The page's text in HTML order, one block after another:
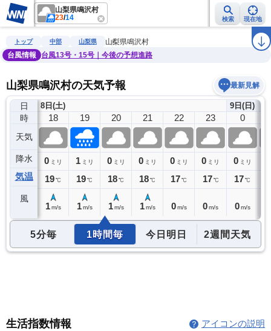
山梨県鳴沢村
23/14 検索 現在地
雨雲レーダー 台風情報 地震情報 ラ
トップ 中部 山梨県
山梨県鳴沢村
台風情報
台風13号・15号｜今後の予想進路
山梨県鳴沢村の天気予報 最新見解
日
時
天気
降水
気温
風
8日(土)
17
0ミリ
20℃
18
0 ミリ
19℃
1 m/s
19
1 ミリ
19℃
1 m/s
20
0 ミリ
18℃
1 m/s
21
0 ミリ
18℃
1 m/s
22
0 ミリ
17℃
0 m/s
23
0 ミリ
17 ℃
0m/s
9日(日)
0
0 ミリ
17℃
0 m/s
5分毎 1時間毎 今日明日 2週間天気
生活指数情報 アイコンの説明